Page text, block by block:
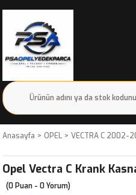
Anasayfa OPEL VECTRA C 2002-
Opel Vectra C Krank
(0 Puan - 0 Yorum)